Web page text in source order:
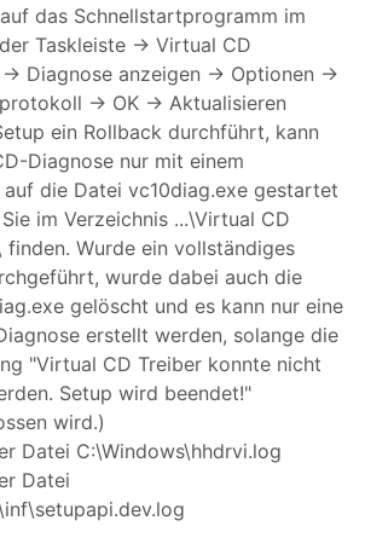
das Schnellstartprogramm im
Taskleiste -> Virtual CD
> Diagnose anzeigen -> Optionen ->
-> OK -> Aktualisieren
ein Rollback durchführt, kann
Diagnose nur mit einem
die Datei vc10diag.exe gestartet
im Verzeichnis ...\Virtual CD
finden. Wurde ein vollständiges
wurde dabei auch die
gelöscht und es kann nur eine
erstellt werden, solange die
"Virtual CD Treiber konnte nicht
Setup wird beendet!"
wird.)
Datei C:\Windows\hhdrvi.log
Datei